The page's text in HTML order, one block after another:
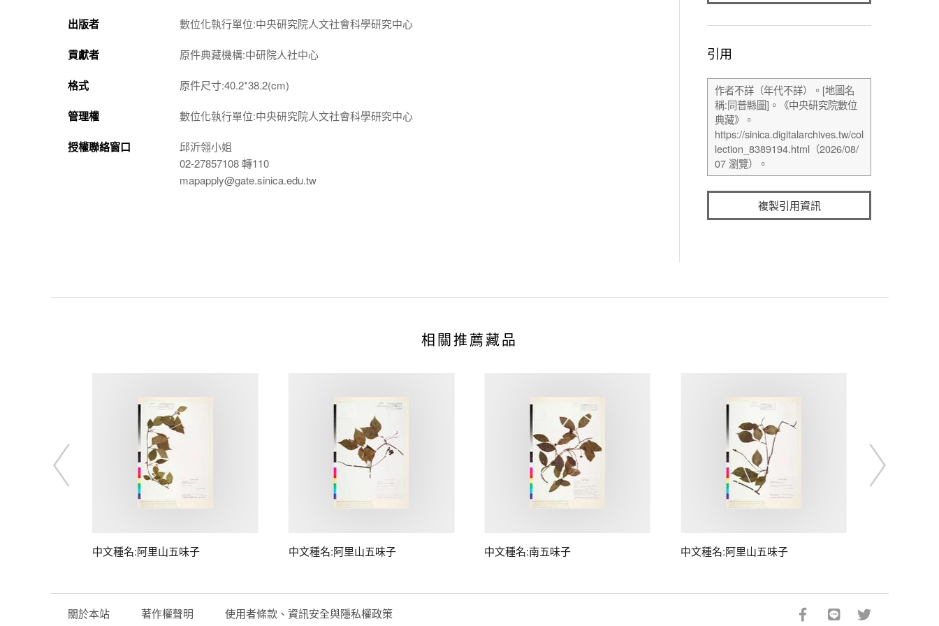
出版者
數位化執行單位:中央研究院人文社會科學研究中心
貢獻者 原件典藏機構:中研院人社中心
格式 原件尺寸:40.2*38.2(cm)
管理權 數位化執行單位:中央研究院人文社會科學研究中心
授權聯絡窗口
邱沂翎小姐
02-27857108 轉110
mapapply@gate.sinica.edu.tw
引用
複製引用資訊
相關推薦藏品
中文種名:阿里山五味子 中文種名:阿里山五味子 中文種名:南五味子 中文種名:阿里山五味子
關於本站 著作權聲明 使用者條款、資訊安全與隱私權政策